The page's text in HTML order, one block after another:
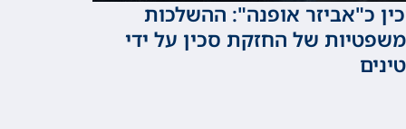
כ"אביזר אופנה": ההשלכות
של החזקת סכין על ידי